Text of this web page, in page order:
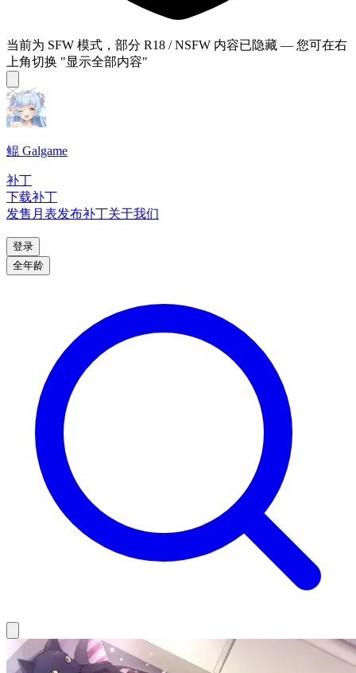
当前为 SFW 模式，部分 R18 / NSFW 内容已隐藏 — 您可在右
上角切换 "显示全部内容"
鲲 Galgame
补丁
下载补丁
发售月表发布补丁关于我们
登录
全年龄